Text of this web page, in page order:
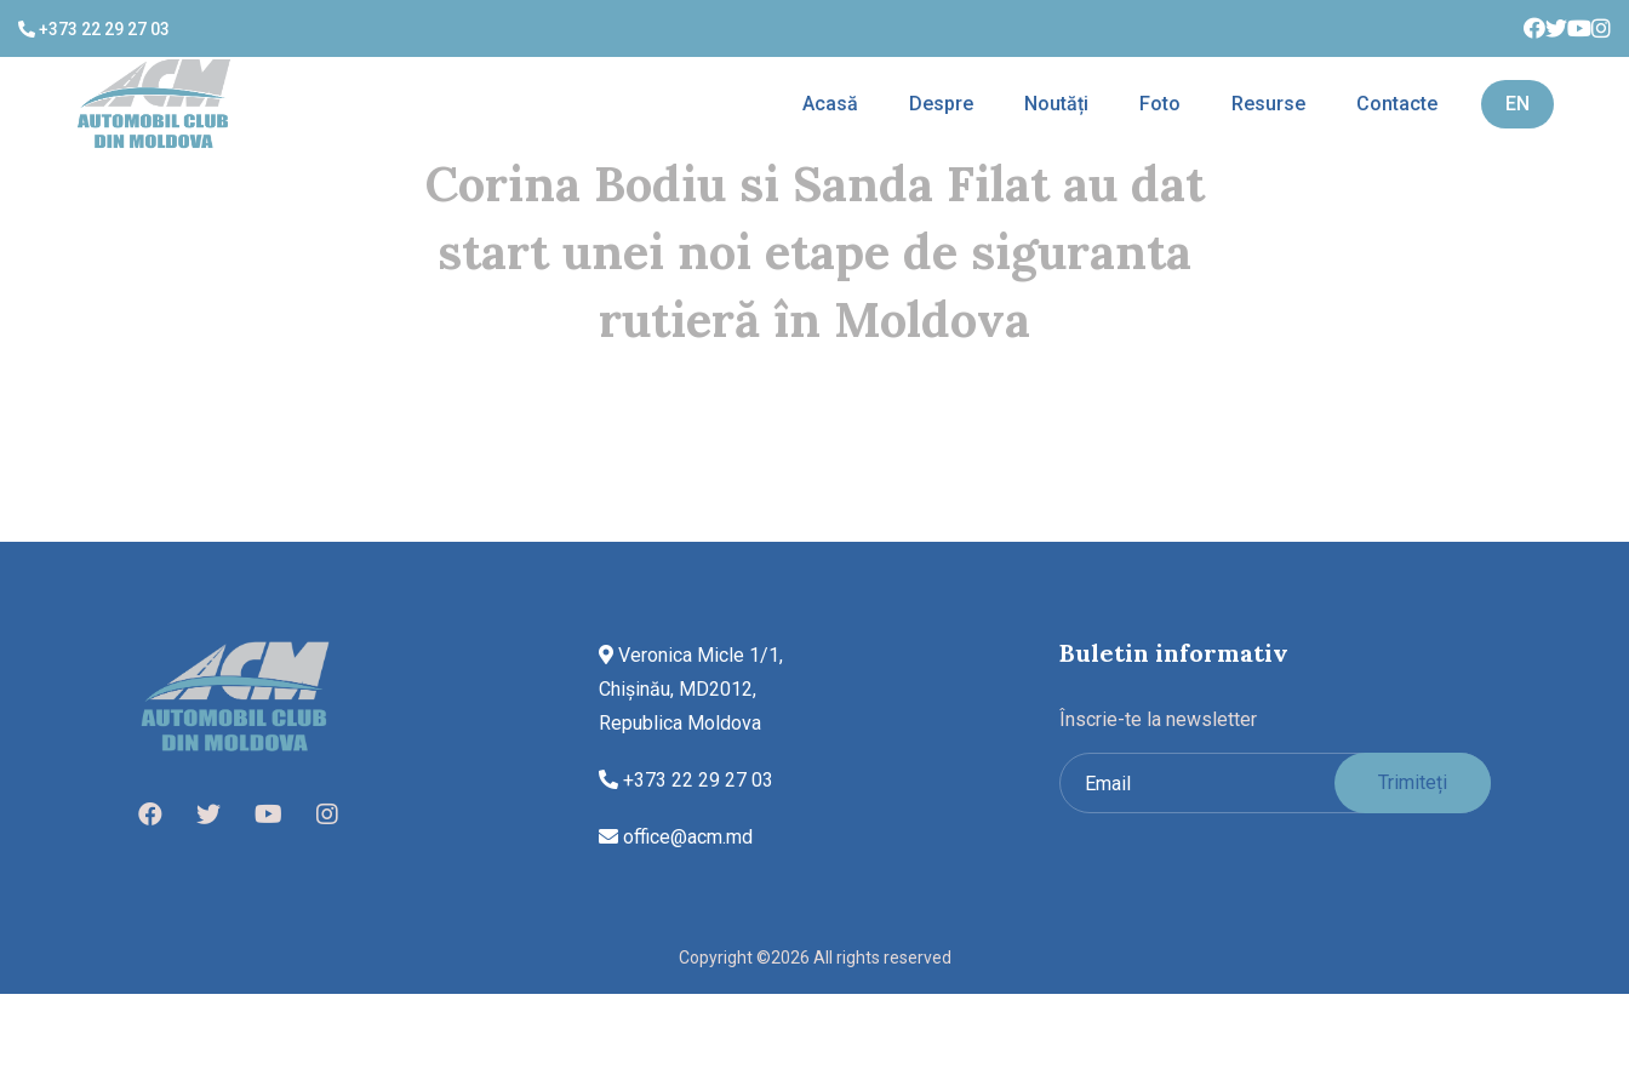
+373 22 29 27 03
Acasă Despre Noutăți Foto Resurse Contacte EN
Corina Bodiu si Sanda Filat au dat
start unei noi etape de siguranta
rutieră în Moldova
Veronica Micle 1/1,
Chișinău, MD2012,
Republica Moldova
+373 22 29 27 03
office@acm.md
Buletin informativ
Înscrie-te la newsletter
Trimiteți
Copyright ©2026 All rights reserved